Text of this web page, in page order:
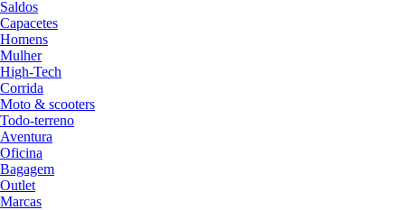
Saldos
Capacetes
Homens
Mulher
High-Tech
Corrida
Moto & scooters
Todo-terreno
Aventura
Oficina
Bagagem
Outlet
Marcas